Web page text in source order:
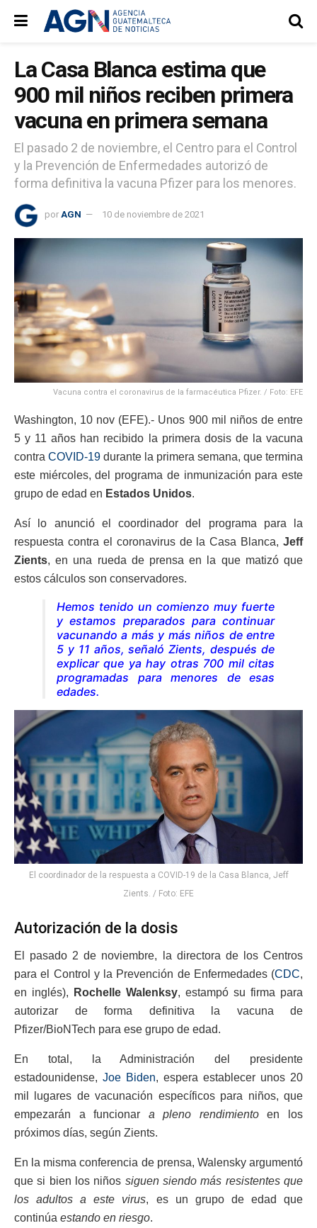
La Casa Blanca estima que
900 mil niños reciben primera
vacuna en primera semana
El pasado 2 de noviembre, el Centro para el Control
y la Prevención de Enfermedades autorizó de
forma definitiva la vacuna Pfizer para los menores.
por AGN 10 de noviembre de 2021
Vacuna contra el coronavirus de la farmacéutica Pfizer. / Foto: EFE
Washington, 10 nov (EFE).- Unos 900 mil niños de entre
5 y 11 años han recibido la primera dosis de la vacuna
contra COVID-19 durante la primera semana, que termina
este miércoles, del programa de inmunización para este
grupo de edad en Estados Unidos.
Así lo anunció el coordinador del programa para la
respuesta contra el coronavirus de la Casa Blanca, Jeff
Zients, en una rueda de prensa en la que matizó que
estos cálculos son conservadores.
Hemos tenido un comienzo muy fuerte
y estamos preparados para continuar
vacunando a más y más niños de entre
5 y 11 años, señaló Zients, después de
explicar que ya hay otras 700 mil citas
programadas para menores de esas
edades.
El coordinador de la respuesta a COVID-19 de la Casa Blanca, Jeff
Zients. / Foto: EFE
Autorización de la dosis
El pasado 2 de noviembre, la directora de los Centros
para el Control y la Prevención de Enfermedades (CDC,
en inglés),
Rochelle Walenksy, estampó su firma para
autorizar de forma definitiva la vacuna de
Pfizer/BioNTech para ese grupo de edad.
En total, la Administración del presidente
estadounidense, Joe Biden, espera establecer unos 20
mil lugares de vacunación específicos para niños, que
empezarán a funcionar a pleno rendimientoen los
próximos días, según Zients.
En la misma conferencia de prensa, Walensky argumentó
que si bien los niños siguen siendo más resistentes que
los adultos a este virus, es un grupo de edad que
continúa estando en riesgo.